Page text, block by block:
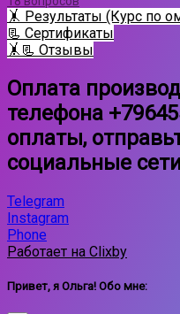
🤸 Результаты (Курс по
📃 Сертификаты
🤸📃 Отзывы
Оплата
телефона
оплаты,
социальные
Telegram
Instagram
Phone
Работает на Clixby
Привет, я Ольга! Обо мне: